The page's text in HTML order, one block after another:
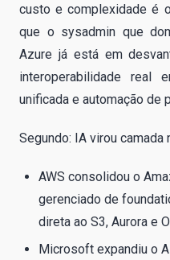
custo e complexidade é
que o sysadmin que
Azure já está em
interoperabilidade real
unificada e automação de
Segundo: IA virou camada
AWS consolidou o
gerenciado de
direta ao S3, Aurora e
Microsoft expandiu o